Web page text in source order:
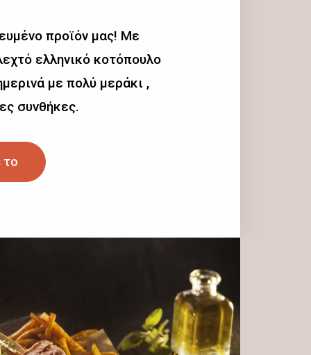
προϊόν μας! Με
ελληνικό κοτόπουλο
με πολύ μεράκι ,
συνθήκες.
το